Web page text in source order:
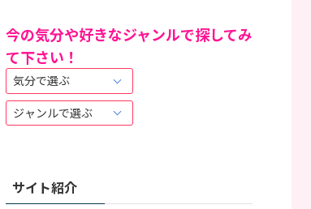
記
事
は
こ
ち
ら
今の気分や好きなジャンルで探してみ
て下さい！
サイト紹介